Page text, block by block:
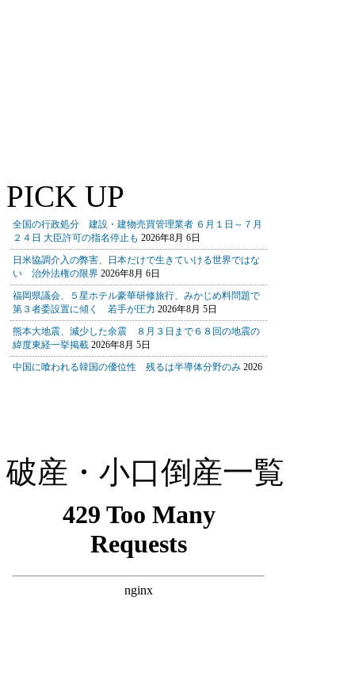
PICK UP
破産・小口倒産一覧